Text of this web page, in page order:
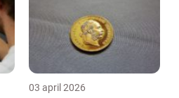
03 april 2026